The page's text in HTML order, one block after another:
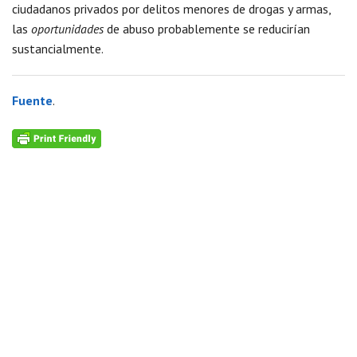
ciudadanos privados por delitos menores de drogas y armas,
las oportunidades de abuso probablemente se reducirían
sustancialmente.
Fuente.